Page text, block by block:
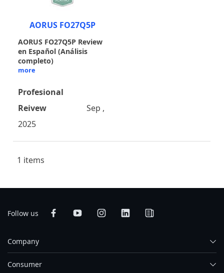
AORUS FO27Q5P
AORUS FO27Q5P Review
en Español (Análisis
completo)
more
Profesional
Reivew
Sep ,
2025
1 items
Follow us
Company
Consumer